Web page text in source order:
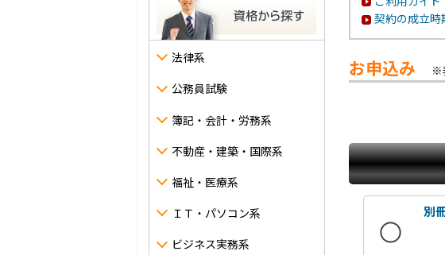
法律系
公務員試験
簿記・会計・労務系
不動産・建築・国際系
福祉・医療系
ＩＴ・パソコン系
ビジネス実務系
契約の成立時
お申込み ※
別